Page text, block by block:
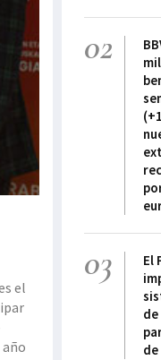
el
02
03
El
de